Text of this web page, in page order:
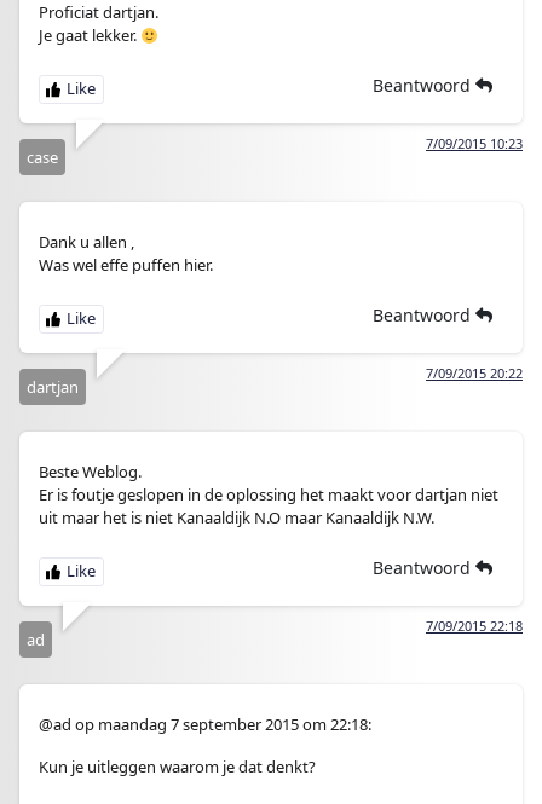
Proficiat dartjan.
Je gaat lekker.
Beantwoord
7/09/2015 10:23
case
Dank u allen ,
Was wel effe puffen hier.
Beantwoord
7/09/2015 20:22
dartjan
Beste Weblog.
Er is foutje geslopen in de oplossing het maakt voor dartjan niet
uit maar het is niet Kanaaldijk N.O maar Kanaaldijk N.W.
Beantwoord
7/09/2015 22:18
ad
@ad op maandag 7 september 2015 om 22:18:
Kun je uitleggen waarom je dat denkt?